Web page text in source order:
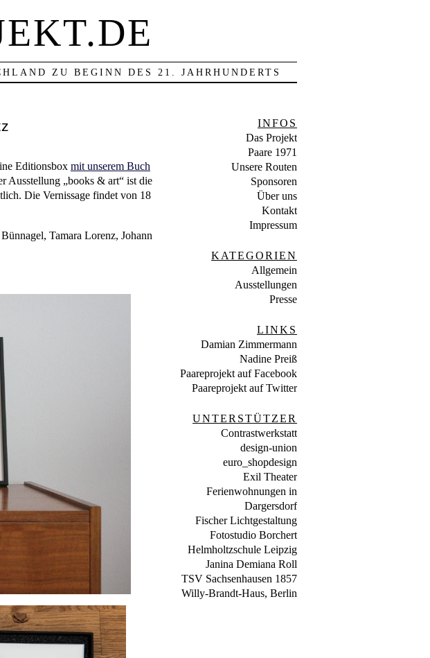
ZU BEGINN DES 21. JAHRHUNDERTS
Editionsbox mit unserem Buch
Ausstellung „books & art“ ist die
Die Vernissage findet von 18
Tamara Lorenz, Johann
INFOS
Das Projekt
Paare 1971
Unsere Routen
Sponsoren
Über uns
Kontakt
Impressum
KATEGORIEN
Allgemein
Ausstellungen
Presse
LINKS
Damian Zimmermann
Nadine Preiß
Paareprojekt auf Facebook
Paareprojekt auf Twitter
UNTERSTÜTZER
Contrastwerkstatt
design-union
euro_shopdesign
Exil Theater
Ferienwohnungen in
Dargersdorf
Fischer Lichtgestaltung
Fotostudio Borchert
Helmholtzschule Leipzig
Janina Demiana Roll
TSV Sachsenhausen 1857
Willy-Brandt-Haus, Berlin